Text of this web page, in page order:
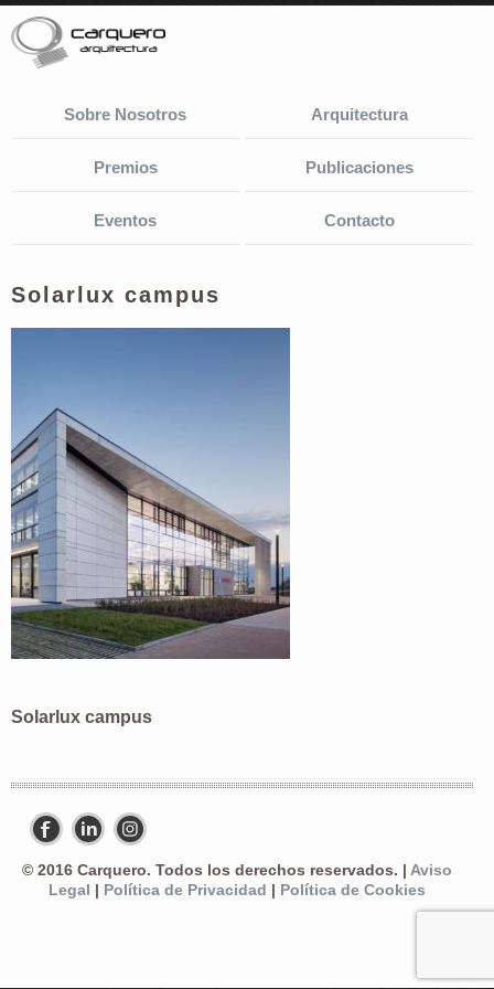
Sobre Nosotros Arquitectura
Premios Publicaciones
Eventos Contacto
Solarlux campus
Solarlux campus
© 2016 Carquero. Todos los derechos reservados. | Aviso
Legal | Política de Privacidad | Política de Cookies